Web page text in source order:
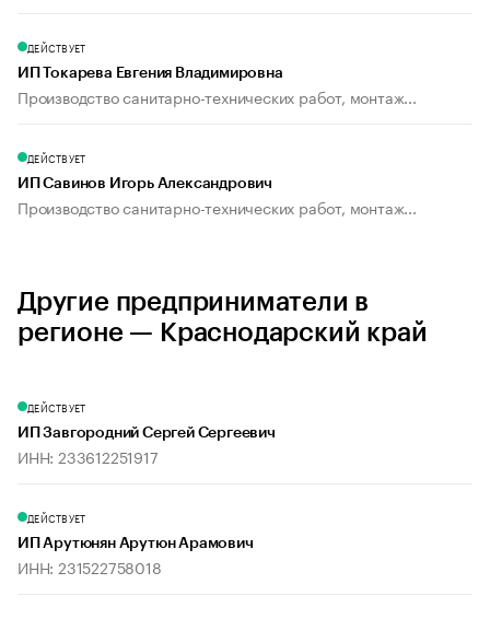
ДЕЙСТВУЕТ
ИП Токарева Евгения Владимировна
Производство санитарно-технических работ, монтаж...
ДЕЙСТВУЕТ
ИП Савинов Игорь Александрович
Производство санитарно-технических работ, монтаж...
Другие предприниматели в
регионе — Краснодарский край
ДЕЙСТВУЕТ
ИП Завгородний Сергей Сергеевич
ИНН: 233612251917
ДЕЙСТВУЕТ
ИП Арутюнян Арутюн Арамович
ИНН: 231522758018